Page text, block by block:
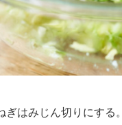
はみじん切りにする。